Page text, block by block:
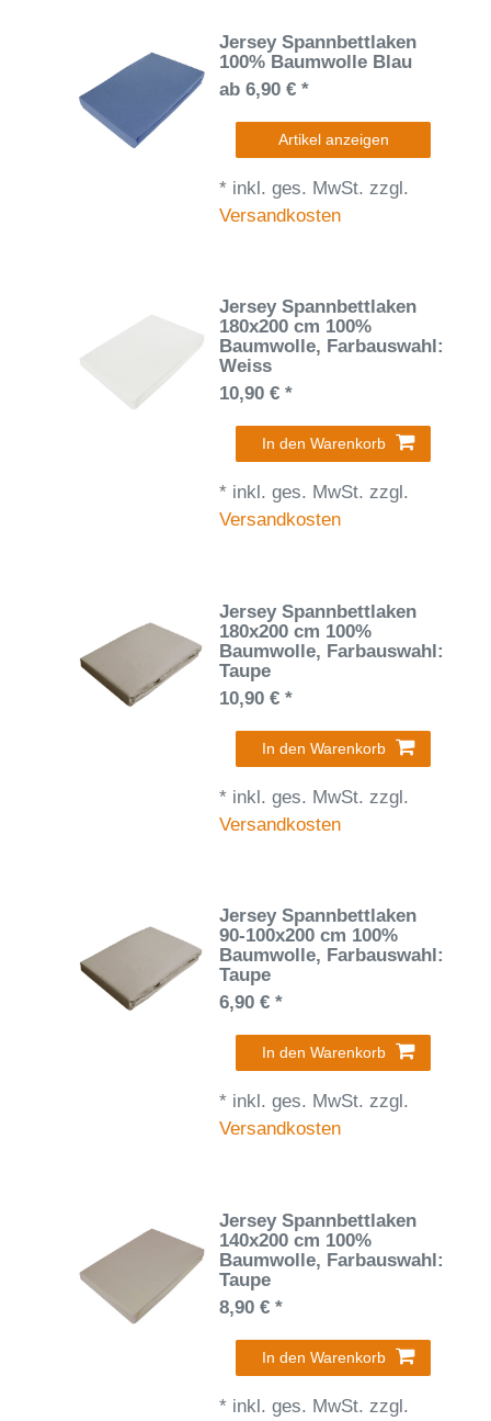
Jersey Spannbettlaken
100% Baumwolle Blau
ab 6,90 € *
Artikel anzeigen
* inkl. ges. MwSt. zzgl.
Versandkosten
Jersey Spannbettlaken
180x200 cm 100%
Baumwolle, Farbauswahl:
Weiss
10,90 € *
In den Warenkorb
* inkl. ges. MwSt. zzgl.
Versandkosten
Jersey Spannbettlaken
180x200 cm 100%
Baumwolle, Farbauswahl:
Taupe
10,90 € *
In den Warenkorb
* inkl. ges. MwSt. zzgl.
Versandkosten
Jersey Spannbettlaken
90-100x200 cm 100%
Baumwolle, Farbauswahl:
Taupe
6,90 € *
In den Warenkorb
* inkl. ges. MwSt. zzgl.
Versandkosten
Jersey Spannbettlaken
140x200 cm 100%
Baumwolle, Farbauswahl:
Taupe
8,90 € *
In den Warenkorb
* inkl. ges. MwSt. zzgl.